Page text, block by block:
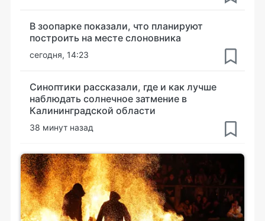
В зоопарке показали, что планируют
построить на месте слоновника
сегодня, 14:23
Синоптики рассказали, где и как лучше
наблюдать солнечное затмение в
Калининградской области
38 минут назад